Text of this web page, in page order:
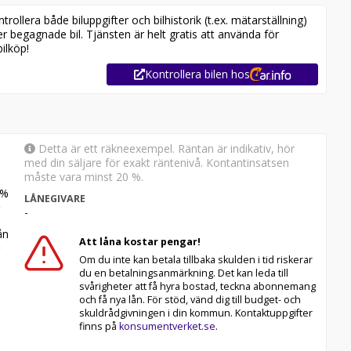
bilfirma! Vi säljer cirka 55000 bilar om
hemleverans i hela Sverige.
vi våra kunder att ringa oss på 063-
en finansiering som passar just dina behov och
både biluppgifter och bilhistorik (t.ex. mätarställning)
begagnade bil. Tjänsten är helt gratis att använda för
Kontrollera bilen hos
%
Detta är ett räkneexempel. Räntan är indikativ, hör
med din säljare för exakt räntenivå. Kontantinsatsen
måste vara minst 20 %.
LÅNEGIVARE
-
Att låna kostar pengar!
Om du inte kan betala tillbaka skulden i tid riskerar
du en betalningsanmärkning. Det kan leda till
svårigheter att få hyra bostad, teckna abonnemang
och få nya lån. För stöd, vänd dig till budget- och
skuldrådgivningen i din kommun. Kontaktuppgifter
finns på konsumentverket.se.